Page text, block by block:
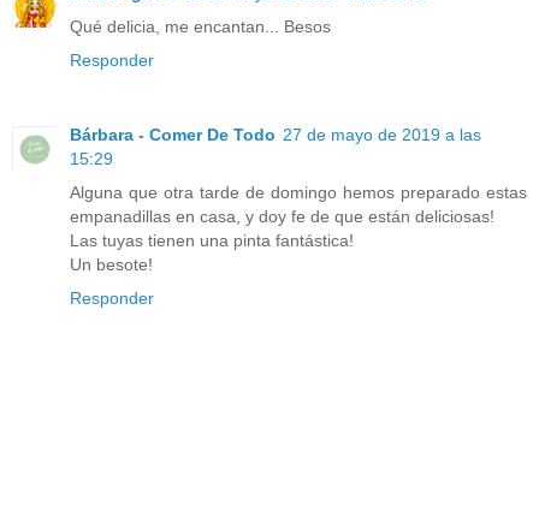
Qué delicia, me encantan... Besos
Responder
Bárbara - Comer De Todo 27 de mayo de 2019 a las
15:29
Alguna que otra tarde de domingo hemos preparado estas
empanadillas en casa, y doy fe de que están deliciosas!
Las tuyas tienen una pinta fantástica!
Un besote!
Responder